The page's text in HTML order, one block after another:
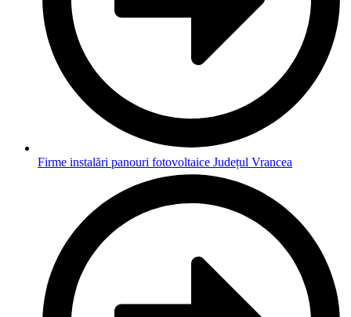
Firme instalări panouri fotovoltaice Județul Vrancea